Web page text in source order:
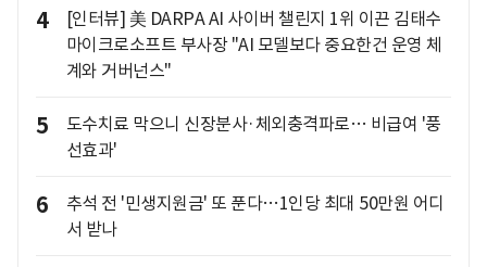
4
[인터뷰] 美 DARPA AI 사이버 챌린지 1위 이끈 김태수
마이크로소프트 부사장 "AI 모델보다 중요한건 운영 체
계와 거버넌스"
5
도수치료 막으니 신장분사·체외충격파로… 비급여 '풍
선효과'
6
추석 전 '민생지원금' 또 푼다…1인당 최대 50만원 어디
서 받나